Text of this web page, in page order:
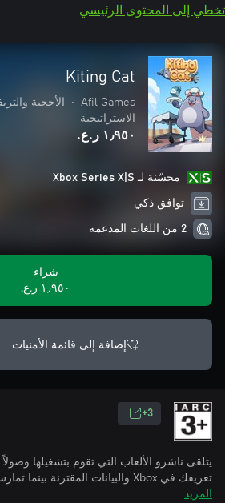
تخطي إلى المحتوى الرئيسي
Kiting Cat
Afil Games
• الأحجية
الاستراتيجية
١٫٩٥٠ ر.ع.‏
محسّنة لـ Xbox Series X|S
توافق ذكي
2 من اللغات المدعمة
شراء
١٫٩٥٠ ر.ع.‏
إضافة إلى قائمة الأمنيات
3+
يتلقى ناشرو الألعاب التي تقوم بتشغيلها
تعريفك في Xbox والبيانات المقترنة بينما تمارس الألعاب.
المزيد